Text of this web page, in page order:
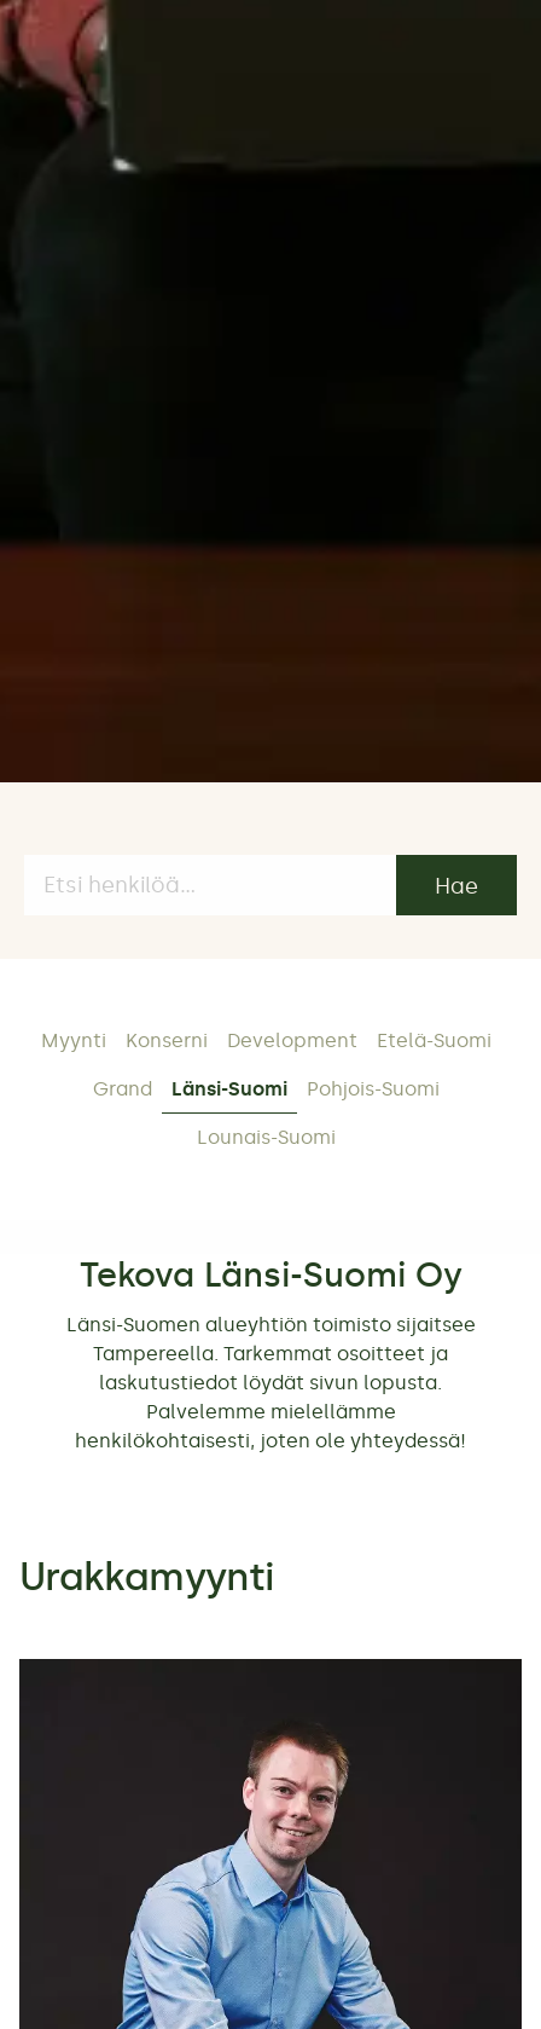
henkilöitä:
Myynti Konserni Development Etelä-Suomi
Grand Länsi-Suomi Pohjois-Suomi
Lounais-Suomi
Tekova Länsi-Suomi Oy
Länsi-Suomen alueyhtiön toimisto sijaitsee
Tampereella. Tarkemmat osoitteet ja
laskutustiedot löydät sivun lopusta.
Palvelemme mielellämme
henkilökohtaisesti, joten ole yhteydessä!
Urakkamyynti